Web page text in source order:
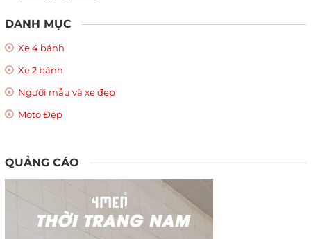
DANH MỤC
Xe 4 bánh
Xe 2 bánh
Người mẫu và xe đẹp
Moto Đẹp
QUẢNG CÁO